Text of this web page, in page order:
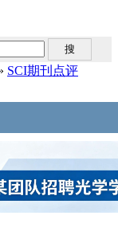
SCI期刊点评